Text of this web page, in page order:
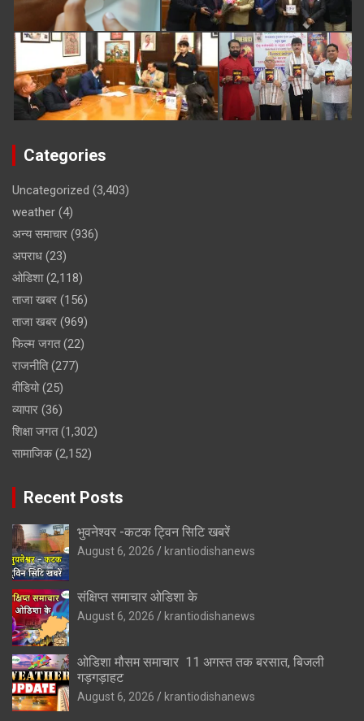
Categories
Uncategorized (3,403)
weather (4)
अन्य समाचार (936)
अपराध (23)
ओडिशा(2,118)
ताजा खबर (156)
ताजा खबर (969)
फिल्म जगत(22)
राजनीति(277)
वीडियो(25)
व्यापार (36)
शिक्षा जगत(1,302)
सामाजिक(2,152)
Recent Posts
भुवनेश्वर -कटक ट्विन सिटि खबरें
August 6, 2026 krantiodishanews
संक्षिप्त समाचार ओडिशा के
August 6, 2026 krantiodishanews
ओडिशा मौसम समाचार 11 अगस्त तक बरसात, बिजली
गड़गड़ाहट
August 6, 2026 krantiodishanews